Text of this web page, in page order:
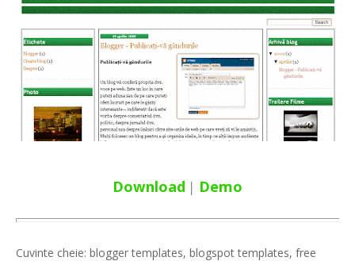
Download Demo
Cuvinte cheie: blogger templates, blogspot templates, free